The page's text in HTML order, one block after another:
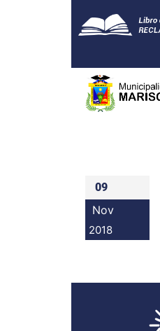
09
Nov
2018